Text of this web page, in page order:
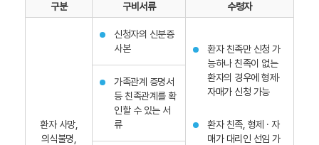
구분 구비서류 수령자
환자 사망,
의식불명,
신청자의 신분증
사본
환자 친족만 신청 가
능하나 친족이 없는
환자의 경우에 형제·
자매가 신청 가능
환자 친족, 형제 · 자
매가 대리인 선임 가
가족관계 증명서
등 친족관계를 확
인할 수 있는 서
류